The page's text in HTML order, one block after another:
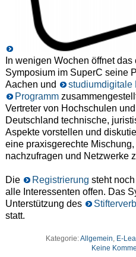
In wenigen Wochen öffnet
Symposium im SuperC seine
Aachen und
studiumdigitale
Programm
Vertreter von Hochschulen
Deutschland technische,
Aspekte vorstellen und
eine praxisgerechte
nachzufragen und Netzwerke
Die Registrierung steht
alle Interessenten offen. Das
Unterstützung des
statt.
Kategorie:Allgemein E-
Keine